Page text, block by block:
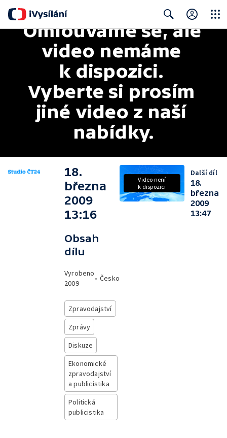
Search
Omlouváme se, ale
video nemáme
k dispozici.
Vyberte si prosím
jiné video z naší
nabídky.
18.
března
2009
13:16
Obsah
dílu
Vyrobeno
2009
• Česko
Zpravodajství
Zprávy
Diskuze
Ekonomické
zpravodajství
a publicistika
Politická
publicistika
Video není
k dispozici
Další díl
18.
března
2009
13:47